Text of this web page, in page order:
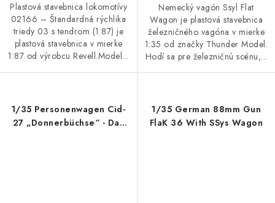
Plastová stavebnica lokomotívy
02166 – Štandardná rýchlika
triedy 03 s tendrom (1:87) je
plastová stavebnica v mierke
1:87 od výrobcu Revell.Model...
Nemecký vagón Ssyl Flat
Wagon je plastová stavebnica
železničného vagóna v mierke
1:35 od značky Thunder Model.
Hodí sa pre železničnú scénu,...
1/35 Personenwagen Cid-
27 „Donnerbüchse“ - Das
1/35 German 88mm Gun
FlaK 36 With SSys Wagon